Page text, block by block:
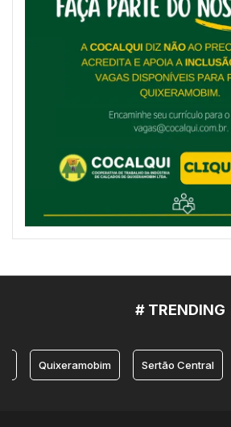
# TRENDING
Quixeramobim Sertão Central